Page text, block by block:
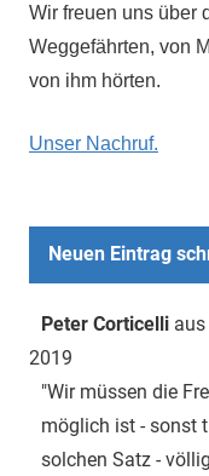
Wir freuen uns über
Weggefährten, von
von ihm hörten.
Unser Nachruf.
Peter Corticelli aus
2019
"Wir müssen die
möglich ist - sonst
solchen Satz -